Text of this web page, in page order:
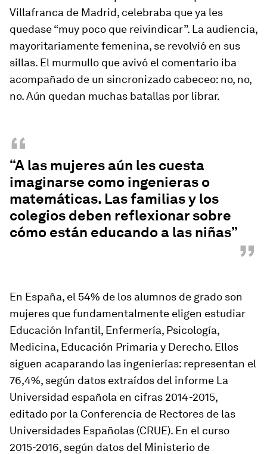
Villafranca de Madrid, celebraba que ya les
quedase “muy poco que reivindicar”. La audiencia,
mayoritariamente femenina, se revolvió en sus
sillas. El murmullo que avivó el comentario iba
acompañado de un sincronizado cabeceo: no, no,
no. Aún quedan muchas batallas por librar.
“
“A las mujeres aún les cuesta
imaginarse como ingenieras o
matemáticas. Las familias y los
colegios deben reflexionar sobre
cómo están educando a las niñas”
”
En España, el 54% de los alumnos de grado son
mujeres que fundamentalmente eligen estudiar
Educación Infantil, Enfermería, Psicología,
Medicina, Educación Primaria y Derecho. Ellos
siguen acaparando las ingenierías: representan el
76,4%, según datos extraídos del informe La
Universidad española en cifras 2014-2015,
editado por la Conferencia de Rectores de las
Universidades Españolas (CRUE). En el curso
2015-2016, según datos del Ministerio de